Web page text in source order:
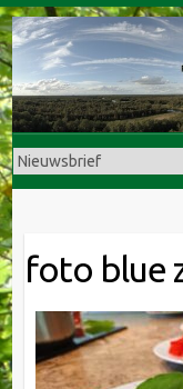
Doorgaan
naar
inhoud
foto blue